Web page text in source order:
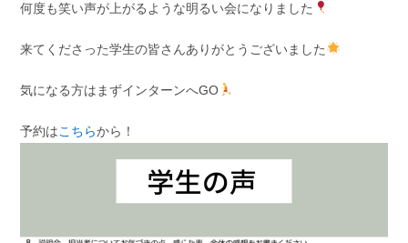
何度も笑い声が上がるような明るい会になりました
来てくださった学生の皆さんありがとうございました
気になる方はまずインターンへGO
予約はこちらから！